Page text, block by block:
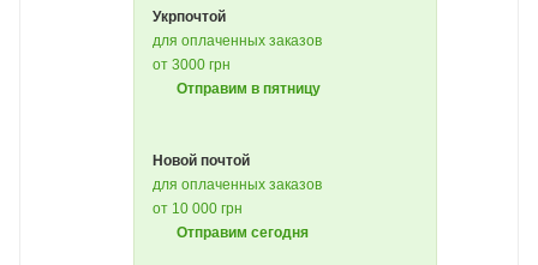
Укрпочтой
для оплаченных заказов
от 3000 грн
Отправим в пятницу
Новой почтой
для оплаченных заказов
от 10 000 грн
Отправим сегодня